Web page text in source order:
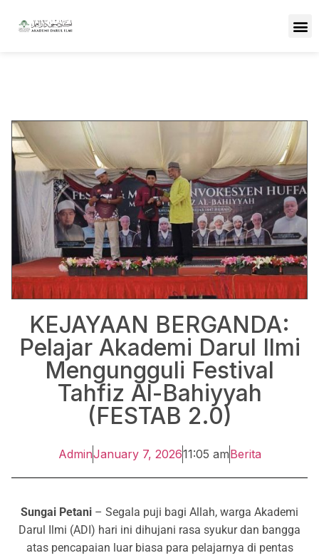
KEJAYAAN BERGANDA:
Pelajar Akademi Darul Ilmi
Mengungguli Festival
Tahfiz Al-Bahiyyah
(FESTAB 2.0)
AdminJanuary 7, 202611:05 amBerita
Sungai Petani – Segala puji bagi Allah, warga Akademi
Darul Ilmi (ADI) hari ini dihujani rasa syukur dan bangga
atas pencapaian luar biasa para pelajarnya di pentas